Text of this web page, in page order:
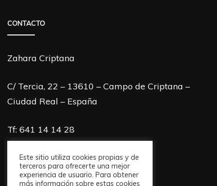
CONTACTO
Zahara Criptana
C/ Tercia, 22 – 13610 – Campo de Criptana –
Ciudad Real – España
Tf: 641 14 14 28
info@zaharacriptana.com
Este sitio utiliza cookies propias y de
terceros para ofrecerte una mejor
experiencia de usuario. Para obtener
más información sobre estas cookies